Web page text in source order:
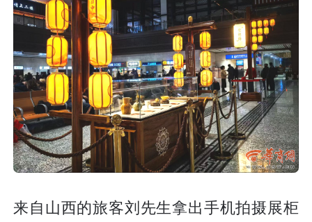
来自山西的旅客刘先生拿出手机拍摄展柜